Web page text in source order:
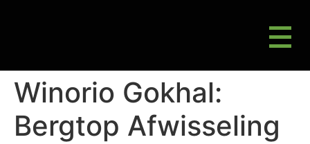
Winorio Gokhal:
Bergtop Afwisseling